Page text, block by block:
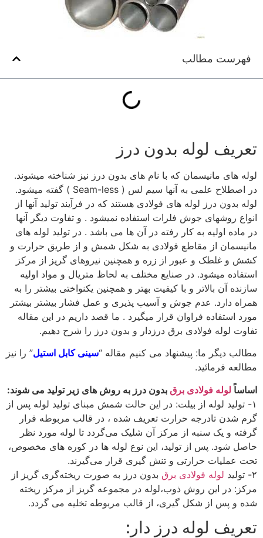
فهرست مطالب
تعریف لوله بدون درز
لوله های مانیسمان که با نام های بدون درز نیز شناخته میشوند.
در اصطلاح علمی به آنها سیم لس ( Seam-less ) گفته میشود.
لوله بدون درز لوله های فولادی هستند که در فرآیند تولید آنها از
انواع روشهای جوش فلرات استفاده نمیشود . و تفاوت دیگر آنها
در ماده اولیه به کار رفته در آن ها می باشد . در تولید لوله های
مانیسمان از مقاطع فولادی به شکل شمش و از طریق حرارت و
کشش و غلطک و عبور از زره و همچنین نیروهای گریز از مرکز
استفاده میشود. در صنایع مختلف به لحاظ متریال و مواد اولیه
سازنده آن بالاتر و با کیفیت بهتر و همچنین یکنواختی بیشتر را به
همراه دارد. عدم جوش و آسیب پذیری و عمل فشار بیشتر بیشتر
مورد استفاده فراوان قرار میگیرد . ما قصد داریم در این مقاله
تفاوت لوله فولادی برق درزدار و بدون درز را شرح دهیم.
مطالب دیگر ما: پیشنهاد می کنیم مقاله “سینی کابل استیل” را نیز
مطالعه فرمائید.
اساساً لوله فولادی برق بدون درز به روش های زیر تولید می شوند:
۱- تولید لوله از بیلت: در این حالت شمش مبنای تولید لوله پس از
گرم شدن تادرجه حرارت تعریف شده ، در قالب مربوطه قرار
گرفته و یک سنبه از مرکز آن شلیک می‌گردد تا لوله مورد نظر
حاصل شود. پس از تولید، این نوع لوله ها در کوره های مخصوص،
تحت عملیات حرارتی و تنش گیری قرار می‌گیرند.
۲- تولید
لوله فولادی برق بدون درز به صورت ریخته‌گری گریز از
مرکز: در این روش ذوب،لوله در مجموعه گریز از مرکز ریخته
شده و پس از شکل گیری، از قالب مربوطه تخلیه می گردد.
تعریف لوله درز دار: